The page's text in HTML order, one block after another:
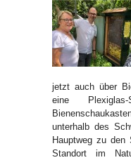
jetzt auch über
eine
unterhalb des
Hauptweg zu den
Standort im